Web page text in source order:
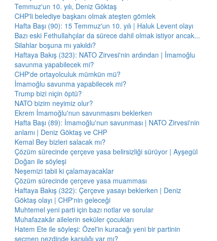
Temmuz'un 10. yılı, Deniz Göktaş
CHP'li belediye başkanı olmak ateşten gömlek
Hafta Başı (90): 15 Temmuz'un 10. yılı | Haluk Levent olayı
Bazı eski Fethullahçılar da sürece dahil olmak istiyor ancak...
Silahlar boşuna mı yakıldı?
Haftaya Bakış (323): NATO Zirvesi'nin ardından | İmamoğlu
savunma yapabilecek mi?
CHP'de ortayolculuk mümkün mü?
İmamoğlu savunma yapabilecek mi?
Trump bizi niçin öptü?
NATO bizim neyimiz olur?
Ekrem İmamoğlu'nun savunmasını beklerken
Hafta Başı (89): İmamoğlu'nun savunması | NATO Zirvesi'nin
anlamı | Deniz Göktaş ve CHP
Kemal Bey bizleri salacak mı?
Çözüm sürecinde çerçeve yasa belirsizliği sürüyor | Ayşegül
Doğan ile söyleşi
Neşemizi tabii ki çalamayacaklar
Çözüm sürecinde çerçeve yasa muamması
Haftaya Bakış (322): Çerçeve yasayı beklerken | Deniz
Göktaş olayı | CHP'nin geleceği
Muhtemel yeni parti için bazı notlar ve sorular
Muhafazakâr ailelerin seküler çocukları
Hatem Ete ile söyleşi: Özel'in kuracağı yeni bir partinin
seçmen nezdinde karşılığı var mı?